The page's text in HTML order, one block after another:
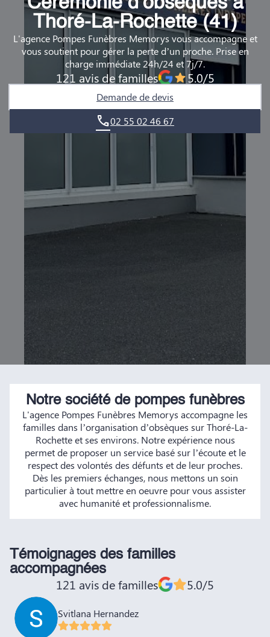
DEMANDE DE RENDEZ-VOUS EN AGENCE
QUI SOMMES-NOUS ?
NOUS REJOINDRE
Thoré-La-Rochette (41)
L'agence Pompes Funèbres Memorys vous accompagne et
vous soutient pour gérer la perte d’un proche. Prise en
charge immédiate 24h/24 et 7j/7.
121 avis de familles 5.0/5
Demande de devis
02 55 02 46 67
Notre société de pompes funèbres
L'agence Pompes Funèbres Memorys accompagne les
familles dans l’organisation d’obsèques sur Thoré-La-
Rochette et ses environs. Notre expérience nous
permet de proposer un service basé sur l’écoute et le
respect des volontés des défunts et de leur proches.
Dès les premiers échanges, nous mettons un soin
particulier à tout mettre en oeuvre pour vous assister
avec humanité et professionnalisme.
Témoignages des familles
accompagnées
121 avis de familles 5.0/5
Svitlana Hernandez